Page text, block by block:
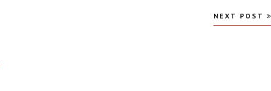
NEXT POST